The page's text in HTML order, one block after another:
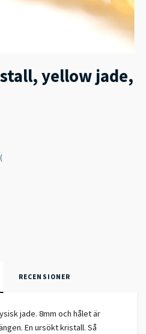
yellow jade,
RECENSIONER
jade. 8mm och hålet är
En ursökt kristall. Så